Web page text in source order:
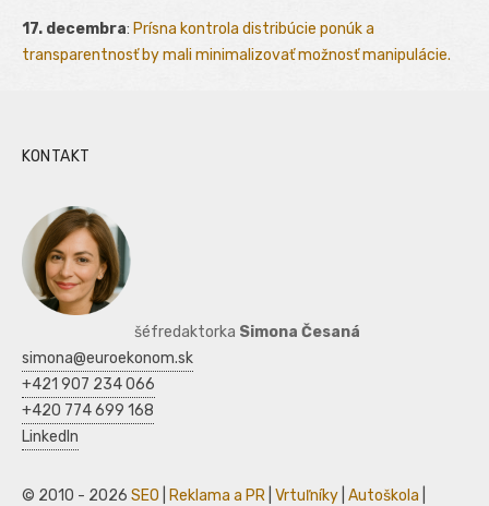
17. decembra: Prísna kontrola distribúcie ponúk a
transparentnosť by mali minimalizovať možnosť manipulácie.
KONTAKT
šéfredaktorka Simona Česaná
simona@euroekonom.sk
+421 907 234 066
+420 774 699 168
LinkedIn
© 2010 - 2026 SEO Reklama a PR Vrtuľníky Autoškola